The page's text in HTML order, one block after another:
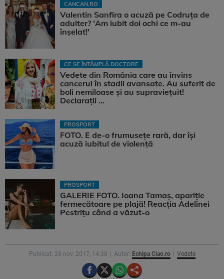
CANCAN.RO
Valentin Sanfira o acuză pe Codruța de
adulter? 'Am iubit doi ochi ce m-au
înșelat!'
CE SE ÎNTÂMPLĂ DOCTORE
Vedete din România care au învins
cancerul în stadii avansate. Au suferit de
boli nemiloase şi au supravieţuit!
Declarații ...
PROSPORT
FOTO. E de-o frumusețe rară, dar își
acuză iubitul de violență
PROSPORT
GALERIE FOTO. Ioana Tamaş, apariție
fermecătoare pe plajă! Reacția Adelinei
Pestrițu când a văzut-o
Publicat: 28 nov. 2017, 14:38 Autor: Echipa Ciao.ro Vedete